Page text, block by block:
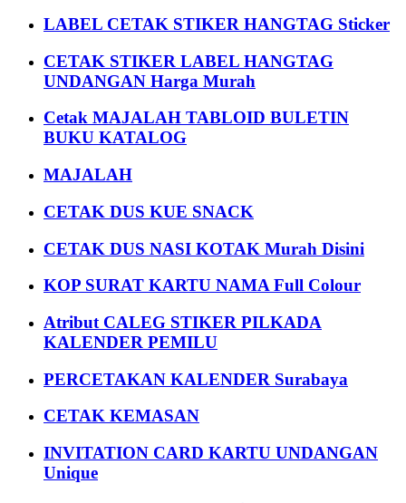
LABEL CETAK STIKER HANGTAG Sticker
CETAK STIKER LABEL HANGTAG
UNDANGAN Harga Murah
Cetak MAJALAH TABLOID BULETIN
BUKU KATALOG
MAJALAH
CETAK DUS KUE SNACK
CETAK DUS NASI KOTAK Murah Disini
KOP SURAT KARTU NAMA Full Colour
Atribut CALEG STIKER PILKADA
KALENDER PEMILU
PERCETAKAN KALENDER Surabaya
CETAK KEMASAN
INVITATION CARD KARTU UNDANGAN
Unique